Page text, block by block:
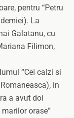
pentru “Petru
La
Galatanu, cu
Filimon,
“Cei calzi si
in
a avut doi
orase”